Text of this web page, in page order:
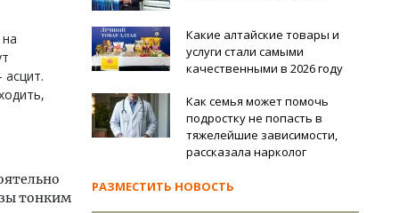
тонким
Какие алтайские товары и
услуги стали самыми
качественными в 2026 году
Как семья может помочь
подростку не попасть в
тяжелейшие зависимости,
рассказала нарколог
РАЗМЕСТИТЬ НОВОСТЬ